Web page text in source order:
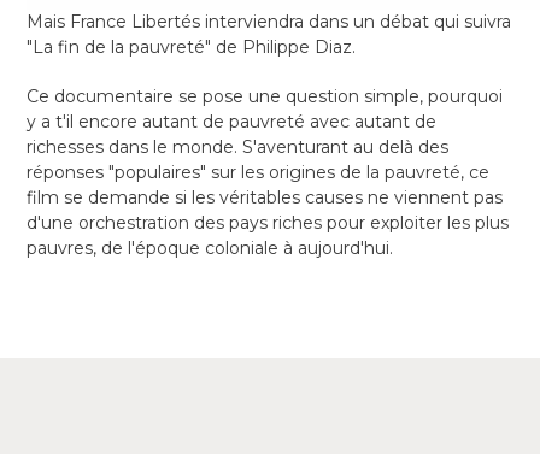
Mais France Libertés interviendra dans un débat qui suivra
"La fin de la pauvreté" de Philippe Diaz.
Ce documentaire se pose une question simple, pourquoi
y a t'il encore autant de pauvreté avec autant de
richesses dans le monde. S'aventurant au delà des
réponses "populaires" sur les origines de la pauvreté, ce
film se demande si les véritables causes ne viennent pas
d'une orchestration des pays riches pour exploiter les plus
pauvres, de l'époque coloniale à aujourd'hui.